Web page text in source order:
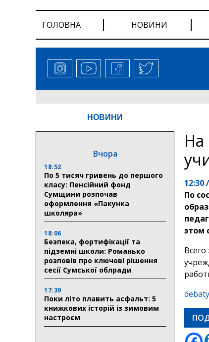
ГОЛОВНА НОВИНИ
НОВИНИ
Вчора
18:52
По 5 тисяч гривень до першого
класу: Пенсійний фонд
Сумщини розпочав
оформлення «Пакунка
школяра»
18:06
Безпека, фортифікації та
підземні школи: Романько
розповів про ключові рішення
сесії Сумської облради
17:39
Поки літо плавить асфальт: 5
книжкових історій із зимовим
настроєм
На
12:30 /
По
этом